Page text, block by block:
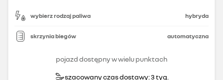
wybierz rodzaj paliwa hybryda
skrzynia biegów automatyczna
pojazd dostępny w wielu punktach
szacowany czas dostawy: 3 tyg.